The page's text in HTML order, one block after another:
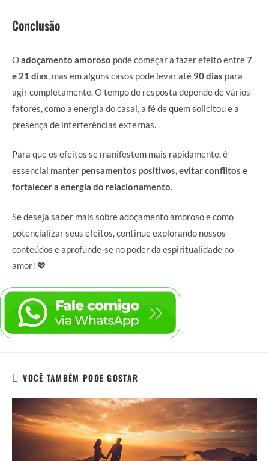
Conclusão
Oadoçamento amoroso pode começar a fazer efeito entre7
e 21 dias , mas em alguns casos pode levar até 90 dias para
agir completamente. O tempo de resposta depende de vários
fatores, como a energia do casal, a fé de quem solicitou e a
presença de interferências externas.
Para que os efeitos se manifestem mais rapidamente, é
essencial manter pensamentos positivos, evitar conflitos e
fortalecer a energia do relacionamento.
Se deseja saber mais sobre adoçamento amoroso e como
potencializar seus efeitos, continue explorando nossos
conteúdos e aprofunde-se no poder da espiritualidade no
amor! 💖
VOCÊ TAMBÉM PODE GOSTAR